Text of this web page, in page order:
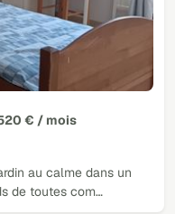
€ / mois
au calme dans un
de toutes com…